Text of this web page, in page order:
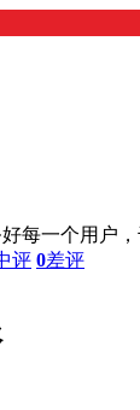
每一个用户，
评 0差评